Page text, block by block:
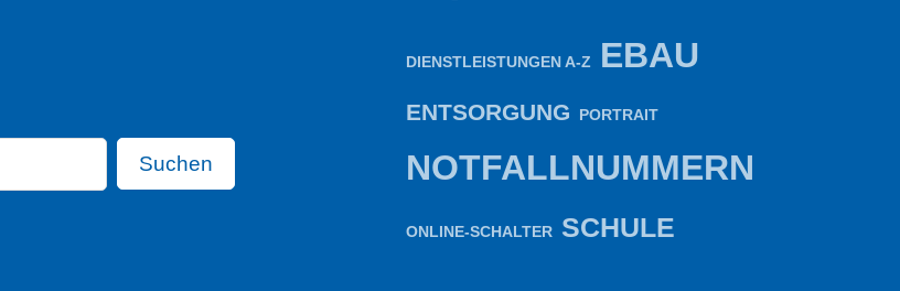
Suchen
DIENSTLEISTUNGEN A-Z EBAU
ENTSORGUNG PORTRAIT
NOTFALLNUMMERN
ONLINE-SCHALTER SCHULE